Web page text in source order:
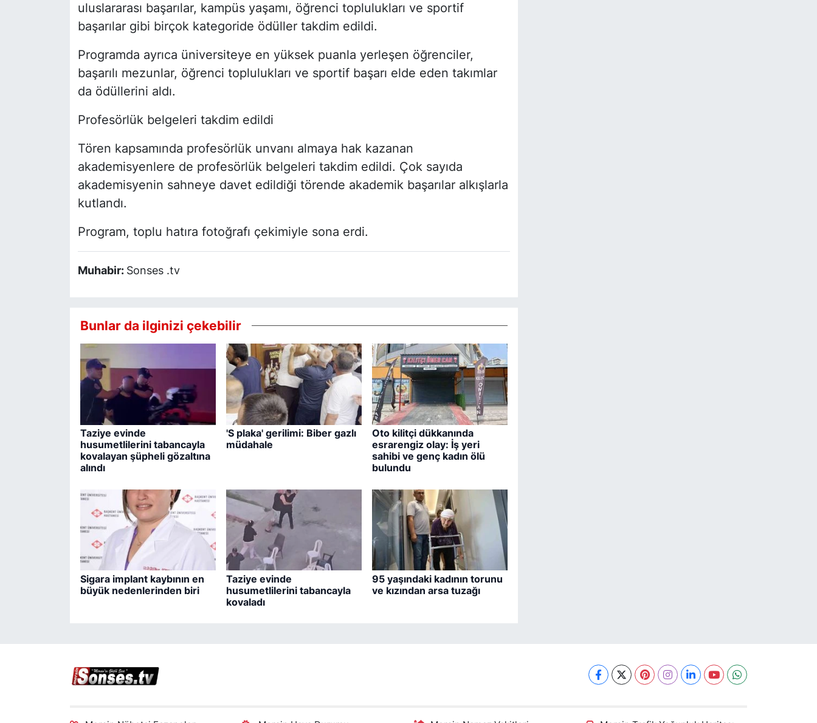
uluslararası başarılar, kampüs yaşamı, öğrenci toplulukları ve sportif
başarılar gibi birçok kategoride ödüller takdim edildi.
Programda ayrıca üniversiteye en yüksek puanla yerleşen öğrenciler,
başarılı mezunlar, öğrenci toplulukları ve sportif başarı elde eden takımlar
da ödüllerini aldı.
Profesörlük belgeleri takdim edildi
Tören kapsamında profesörlük unvanı almaya hak kazanan
akademisyenlere de profesörlük belgeleri takdim edildi. Çok sayıda
akademisyenin sahneye davet edildiği törende akademik başarılar alkışlarla
kutlandı.
Program, toplu hatıra fotoğrafı çekimiyle sona erdi.
Muhabir: Sonses .tv
Bunlar da ilginizi çekebilir
Taziye evinde
husumetlilerini tabancayla
kovalayan şüpheli gözaltına
alındı
'S plaka' gerilimi: Biber gazlı
müdahale
Oto kilitçi dükkanında
esrarengiz olay: İş yeri
sahibi ve genç kadın ölü
bulundu
Sigara implant kaybının en
büyük nedenlerinden biri
Taziye evinde
husumetlilerini tabancayla
kovaladı
95 yaşındaki kadının torunu
ve kızından arsa tuzağı